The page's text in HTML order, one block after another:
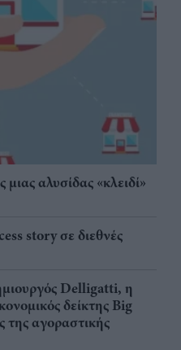
αλυσίδας «κλειδί»
story σε διεθνές
Delligatti, η
δείκτης Big
της αγοραστικής